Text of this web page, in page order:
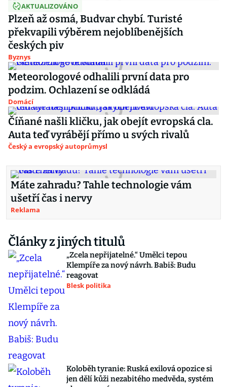
AKTUALIZOVÁNO
Plzeň až osmá, Budvar chybí. Turisté
překvapili výběrem nejoblíbenějších
českých piv
Byznys
Meteorologové odhalili první data pro
podzim. Ochlazení se odkládá
Domácí
Číňané našli kličku, jak obejít evropská cla.
Auta teď vyrábějí přímo u svých rivalů
Český a evropský autoprůmysl
Máte zahradu? Tahle technologie vám
ušetří čas i nervy
Reklama
Články z jiných titulů
„Zcela nepřijatelné.“ Umělci tepou
Klempíře za nový návrh. Babiš: Budu
reagovat
Blesk politika
Koloběh tyranie: Ruská exilová opozice si
jen dělí kůži nezabitého medvěda, systém